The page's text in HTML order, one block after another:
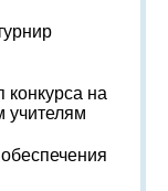
на
учителям